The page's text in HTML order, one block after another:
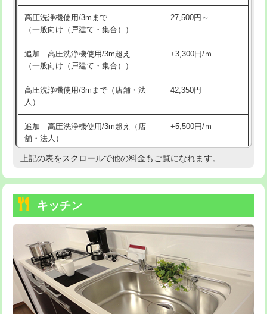
交換・取付(排水栓・排水トラップ
（P/S/ポップアップ））
22,000円+材料費
交換・取付（その他部品） 11,000円+材料費
持込商品取付（単水栓） 13,200円
持込商品取付（混合水栓）
持込商品取付（浄水器・分岐水栓） 16,500円
持込商品取付（温水洗浄便座） 22,000円
持込商品取付（普通便座⇔温水洗浄便
22,000円
給水管工事※（ホール加工)
給水管工事※（バンド止め) 3,300円
給水管工事※（支持金具設置) 5,500円
給水管工事※（保温材使用（バンド止
め込み）)
5,500円
高圧洗浄機使用/3mまで
（一般向け（戸建て・集合））
27,500円～
追加 高圧洗浄機使用/3m超え
（一般向け（戸建て・集合））
+3,300円/ｍ
高圧洗浄機使用/3mまで（店舗・法
人）
42,350円
追加 高圧洗浄機使用/3m超え（店
舗・法人）
+5,500円/ｍ
高度高圧洗浄換 現地調査
トーラー機使用/3mまで
追加トーラー機使用/3m超え +3,300円
カメラ調査 33,000円
桝清掃 8,800円
止水・漏水調査・防水処理・清掃・修
11,000円
上記の表をスクロールで他の料金もご覧になれます。
キッチン